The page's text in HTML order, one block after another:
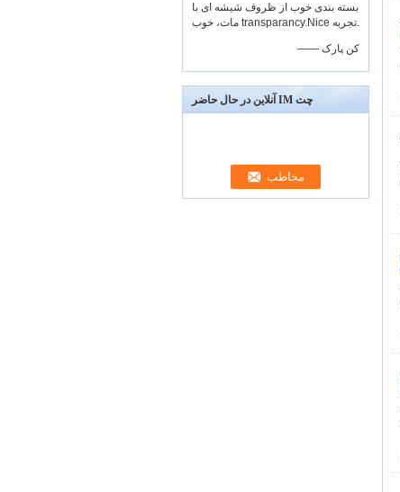
بسته بندی خوب از ظروف شیشه ای با
مات، خوب transparancy.Nice تجربه.
—— کن پارک
چت IM آنلاین در حال حاضر